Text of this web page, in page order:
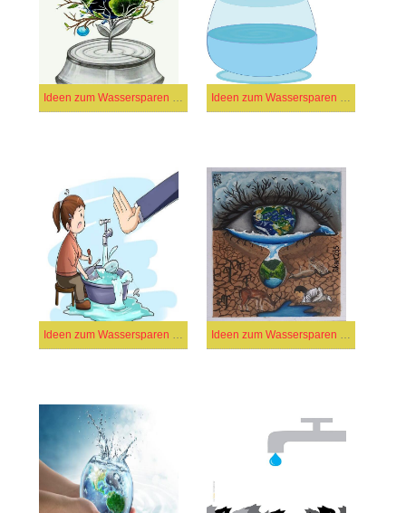
Ideen zum Wassersparen (40) Ideen zum Wassersparen (42)
Ideen zum Wassersparen (26) Ideen zum Wassersparen (46)